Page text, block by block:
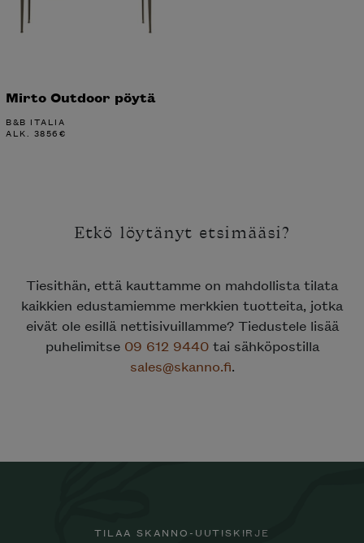
Mirto Outdoor pöytä
B&B ITALIA
ALK. 3856€
Etkö löytänyt etsimääsi?
Tiesithän, että kauttamme on mahdollista tilata
kaikkien edustamiemme merkkien tuotteita, jotka
eivät ole esillä nettisivuillamme? Tiedustele lisää
puhelimitse 09 612 9440tai sähköpostilla
sales@skanno.fi.
TILAA SKANNO-UUTISKIRJE